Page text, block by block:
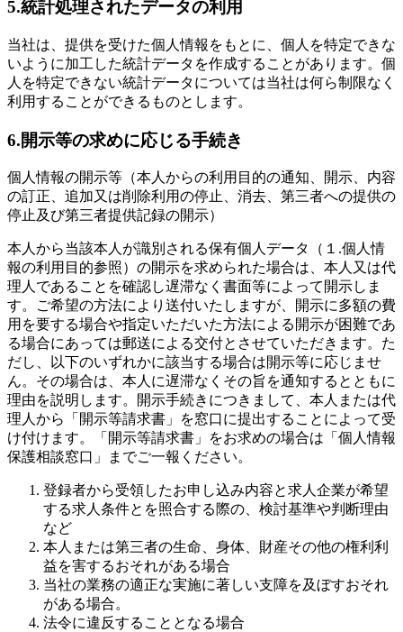
5.統計処理されたデータの利用
当社は、提供を受けた個人情報をもとに、個人を特定できな
いように加工した統計データを作成することがあります。個
人を特定できない統計データについては当社は何ら制限なく
利用することができるものとします。
6.開示等の求めに応じる手続き
個人情報の開示等（本人からの利用目的の通知、開示、内容
の訂正、追加又は削除利用の停止、消去、第三者への提供の
停止及び第三者提供記録の開示）
本人から当該本人が識別される保有個人データ（１.個人情
報の利用目的参照）の開示を求められた場合は、本人又は代
理人であることを確認し遅滞なく書面等によって開示しま
す。ご希望の方法により送付いたしますが、開示に多額の費
用を要する場合や指定いただいた方法による開示が困難であ
る場合にあっては郵送による交付とさせていただきます。た
だし、以下のいずれかに該当する場合は開示等に応じませ
ん。その場合は、本人に遅滞なくその旨を通知するとともに
理由を説明します。開示手続きにつきまして、本人または代
理人から「開示等請求書」を窓口に提出することによって受
け付けます。「開示等請求書」をお求めの場合は「個人情報
保護相談窓口」までご一報ください。
登録者から受領したお申し込み内容と求人企業が希望
する求人条件とを照合する際の、検討基準や判断理由
など
本人または第三者の生命、身体、財産その他の権利利
益を害するおそれがある場合
当社の業務の適正な実施に著しい支障を及ぼすおそれ
がある場合。
法令に違反することとなる場合